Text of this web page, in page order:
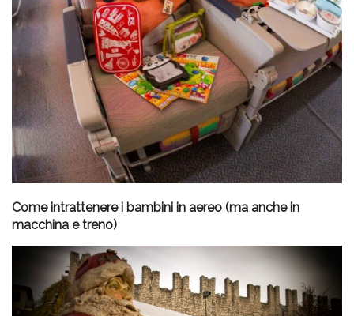
Come intrattenere i bambini in aereo (ma anche in
macchina e treno)